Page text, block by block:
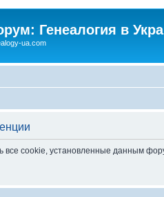
Генеалогия в
ua.com
все cookie, установленные данным